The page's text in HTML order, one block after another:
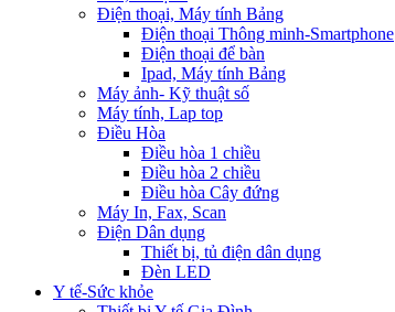
Điện thoại, Máy tính Bảng
Điện thoại Thông minh-Smartphone
Điện thoại để bàn
Ipad, Máy tính Bảng
Máy ảnh- Kỹ thuật số
Máy tính, Lap top
Điều Hòa
Điều hòa 1 chiều
Điều hòa 2 chiều
Điều hòa Cây đứng
Máy In, Fax, Scan
Điện Dân dụng
Thiết bị, tủ điện dân dụng
Đèn LED
Y tế-Sức khỏe